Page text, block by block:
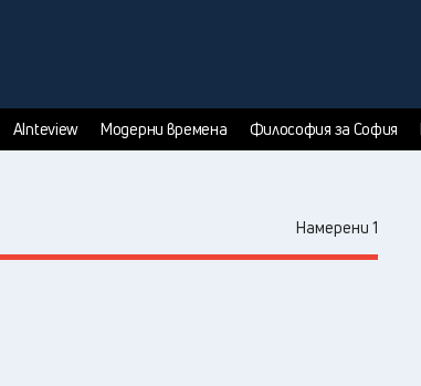
AInteview Модерни времена Философия за София
Намерени 1